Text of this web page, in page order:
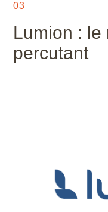
03
Lumion : le
percutant